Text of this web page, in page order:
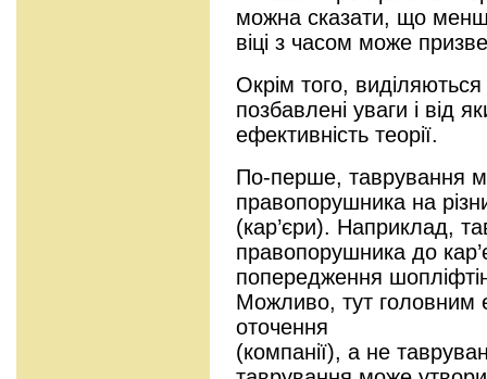
можна сказати, що
віці з часом може
Окрім того,
позбавлені уваги і від
ефективність теорії.
По-перше, таврування
правопорушника на
(кар’єри). Наприклад,
правопорушника до
попередження
Можливо, тут головним
оточення
(компанії), а не